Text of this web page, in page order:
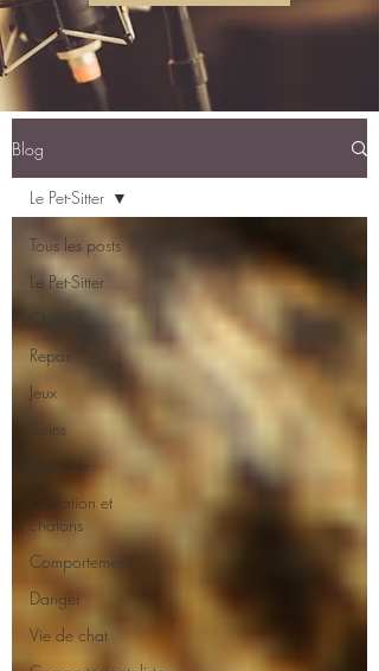
Blog
Tous les posts
Le Pet-Sitter
Chats
Repas
Jeux
Soins
Bien être
Gestation et
chatons
Comportement
Danger
Vie de chat
Le Pet-Sitter